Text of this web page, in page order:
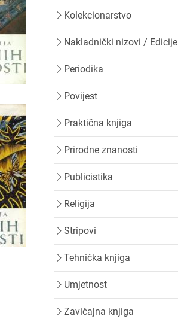
Kolekcionarstvo
Nakladnički nizovi / Edicije
Periodika
Povijest
Praktična knjiga
Prirodne znanosti
Publicistika
Religija
Stripovi
Tehnička knjiga
Umjetnost
Zavičajna knjiga